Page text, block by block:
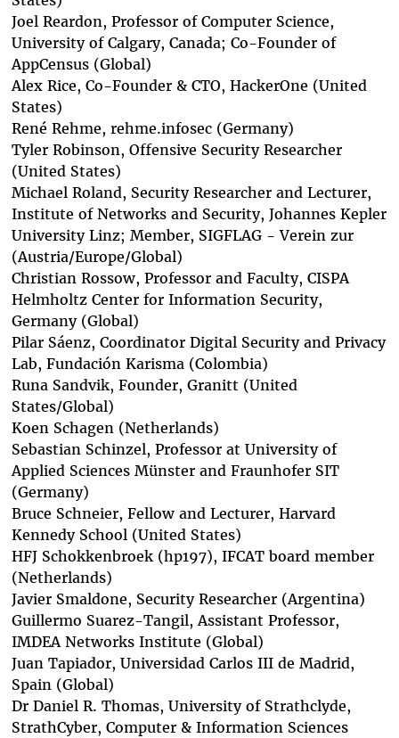
Joel Reardon, Professor of Computer Science,
University of Calgary, Canada; Co-Founder of
AppCensus (Global)
Alex Rice, Co-Founder & CTO, HackerOne (United
States)
René Rehme, rehme.infosec (Germany)
Tyler Robinson, Offensive Security Researcher
(United States)
Michael Roland, Security Researcher and Lecturer,
Institute of Networks and Security, Johannes Kepler
University Linz; Member, SIGFLAG - Verein zur
(Austria/Europe/Global)
Christian Rossow, Professor and Faculty, CISPA
Helmholtz Center for Information Security,
Germany (Global)
Pilar Sáenz, Coordinator Digital Security and Privacy
Lab, Fundación Karisma (Colombia)
Runa Sandvik, Founder, Granitt (United
States/Global)
Koen Schagen (Netherlands)
Sebastian Schinzel, Professor at University of
Applied Sciences Münster and Fraunhofer SIT
(Germany)
Bruce Schneier, Fellow and Lecturer, Harvard
Kennedy School (United States)
HFJ Schokkenbroek (hp197), IFCAT board member
(Netherlands)
Javier Smaldone, Security Researcher (Argentina)
Guillermo Suarez-Tangil, Assistant Professor,
IMDEA Networks Institute (Global)
Juan Tapiador, Universidad Carlos III de Madrid,
Spain (Global)
Dr Daniel R. Thomas, University of Strathclyde,
StrathCyber, Computer & Information Sciences